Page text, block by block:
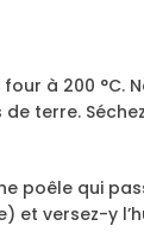
à 200 °C.
terre.
poêle qui
et versez-y